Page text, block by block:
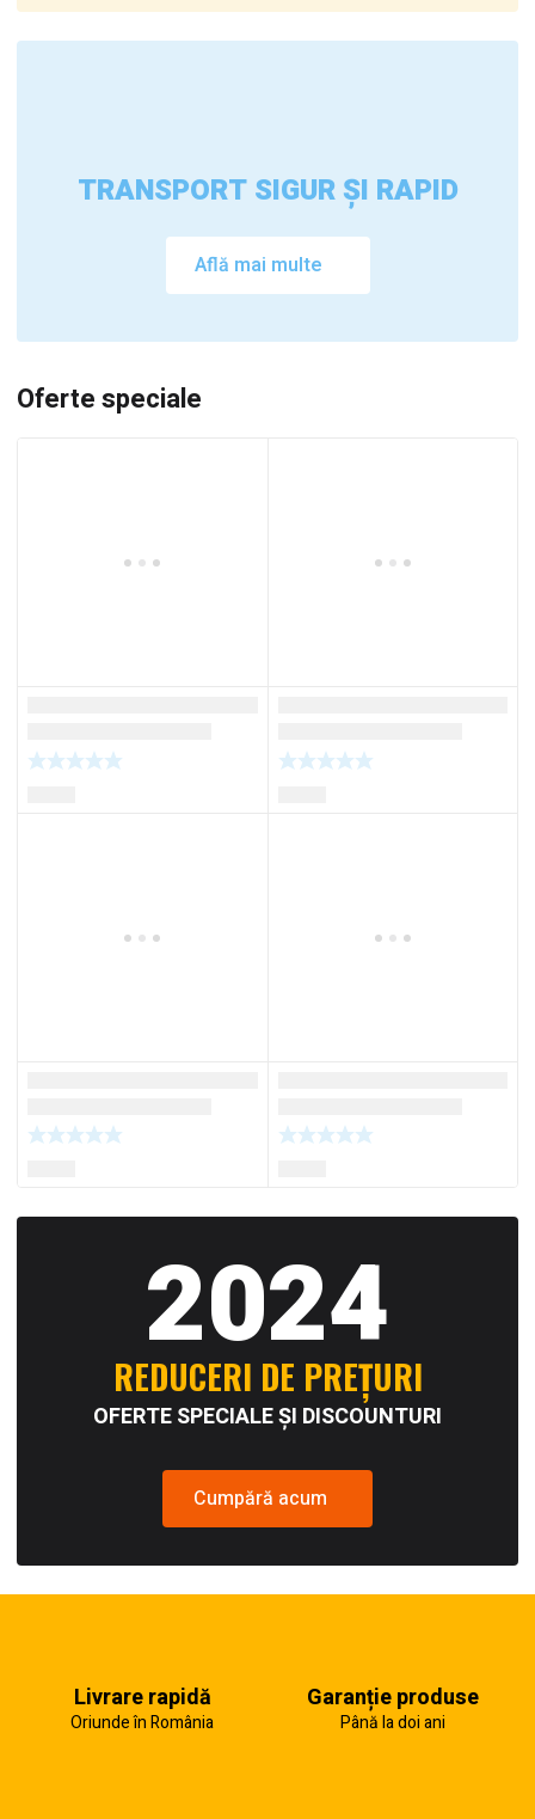
TRANSPORT SIGUR ȘI RAPID
Află mai multe
Oferte speciale
2024
REDUCERI DE PREȚURI
OFERTE SPECIALE ȘI DISCOUNTURI
Cumpără acum
Livrare rapidă
Oriunde în România
Garanție produse
Până la doi ani